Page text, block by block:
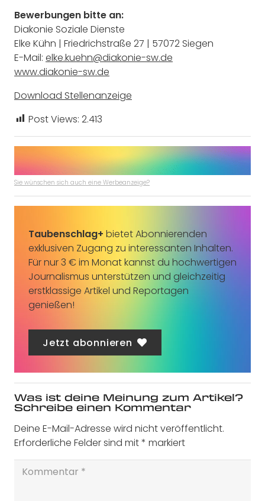
Bewerbungen bitte an:
Diakonie Soziale Dienste
Elke Kühn | Friedrichstraße 27 | 57072 Siegen
E-Mail: elke.kuehn@diakonie-sw.de
www.diakonie-sw.de
Download Stellenanzeige
Post Views: 2.413
Sie wünschen sich auch eine Werbeanzeige?
Taubenschlag+ bietet Abonnierenden
exklusiven Zugang zu interessanten Inhalten.
Für nur 3 € im Monat kannst du hochwertigen
Journalismus unterstützen und gleichzeitig
erstklassige Artikel und Reportagen
genießen!
Jetzt abonnieren
Was ist deine Meinung zum Artikel?
Schreibe einen Kommentar
Deine E-Mail-Adresse wird nicht veröffentlicht.
Erforderliche Felder sind mit* markiert